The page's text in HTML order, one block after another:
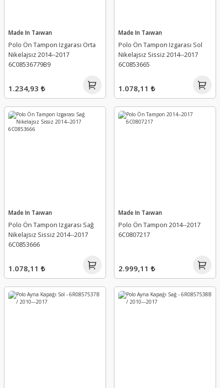
Made In Taıwan
Polo Ön Tampon Izgarası Orta
Nikelajsız 2014--2017
6C08536779B9
1.234,93 ₺
Made In Taıwan
Polo Ön Tampon Izgarası Sol
Nikelajsız Sissiz 2014--2017
6C0853665
1.078,11 ₺
Made In Taıwan
Polo Ön Tampon Izgarası Sağ
Nikelajsız Sissiz 2014--2017
6C0853666
1.078,11 ₺
Made In Taıwan
Polo Ön Tampon 2014--2017
6C0807217
2.999,11 ₺